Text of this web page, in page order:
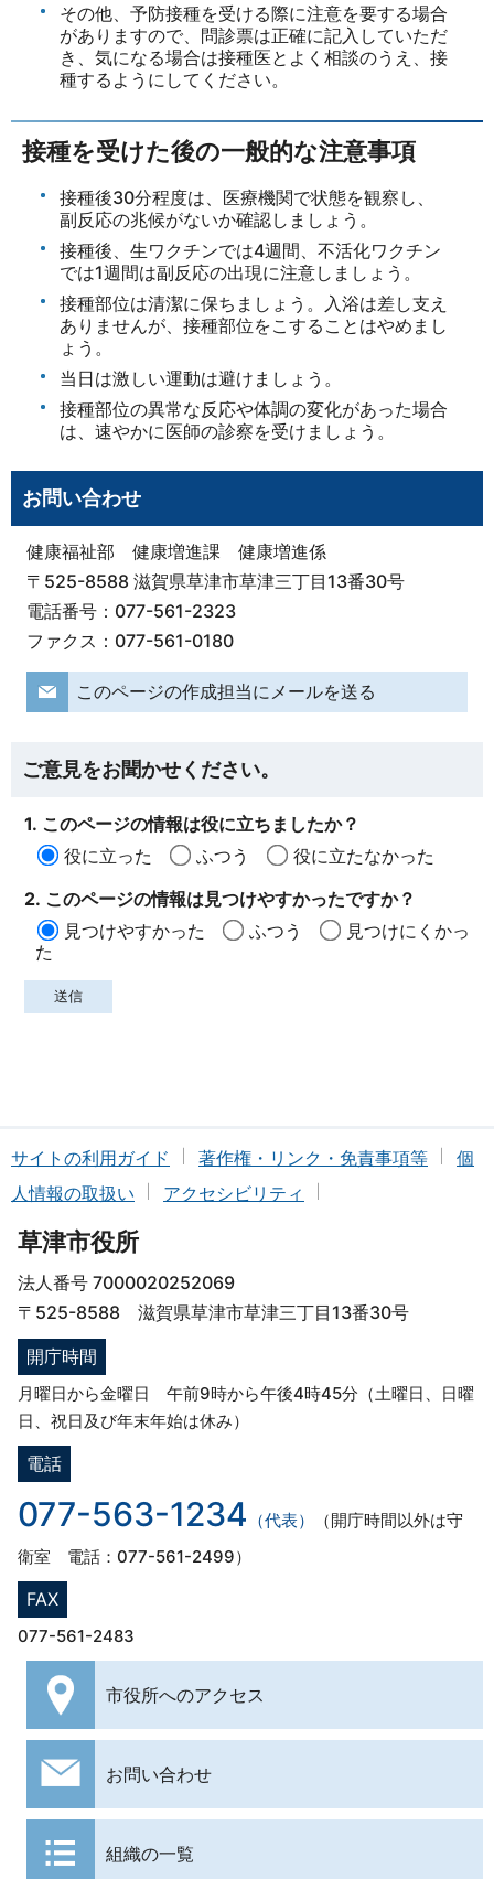
その他、予防接種を受ける際に注意を要する場合
がありますので、問診票は正確に記入していただ
き、気になる場合は接種医とよく相談のうえ、接
種するようにしてください。
接種を受けた後の一般的な注意事項
接種後30分程度は、医療機関で状態を観察し、
副反応の兆候がないか確認しましょう。
接種後、生ワクチンでは4週間、不活化ワクチン
では1週間は副反応の出現に注意しましょう。
接種部位は清潔に保ちましょう。入浴は差し支え
ありませんが、接種部位をこすることはやめまし
ょう。
当日は激しい運動は避けましょう。
接種部位の異常な反応や体調の変化があった場合
は、速やかに医師の診察を受けましょう。
お問い合わせ
健康福祉部 健康増進課 健康増進係
〒525-8588 滋賀県草津市草津三丁目13番30号
電話番号：077-561-2323
ファクス：077-561-0180
このページの作成担当にメールを送る
ご意見をお聞かせください。
1. このページの情報は役に立ちましたか？
役に立った
ふつう
役に立たなかった
2. このページの情報は見つけやすかったですか？
見つけやすかった
ふつう
見つけにくかっ
た
サイトの利用ガイド 著作権・リンク・免責事項等
個
人情報の取扱い
アクセシビリティ
草津市役所
法人番号 7000020252069
〒525-8588 滋賀県草津市草津三丁目13番30号
開庁時間
月曜日から金曜日 午前9時から午後4時45分（土曜日、日曜
日、祝日及び年末年始は休み）
電話
077-563-1234 （代表）
（開庁時間以外は守
衛室 電話：077-561-2499）
FAX
077-561-2483
市役所へのアクセス
お問い合わせ
組織の一覧